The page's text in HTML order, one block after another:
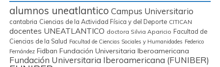
alumnos uneatlantico Campus Universitario
cantabria Ciencias de la Actividad Física y del Deporte CITICAN
docentes UNEATLANTICO doctora Silvia Aparicio Facultad de
Ciencias de la Salud Facultad de Ciencias Sociales y Humanidades Federico
Fernández Fidban Fundación Universitaria Iberoamericana
Fundación Universitaria Iberoamericana (FUNIBER)